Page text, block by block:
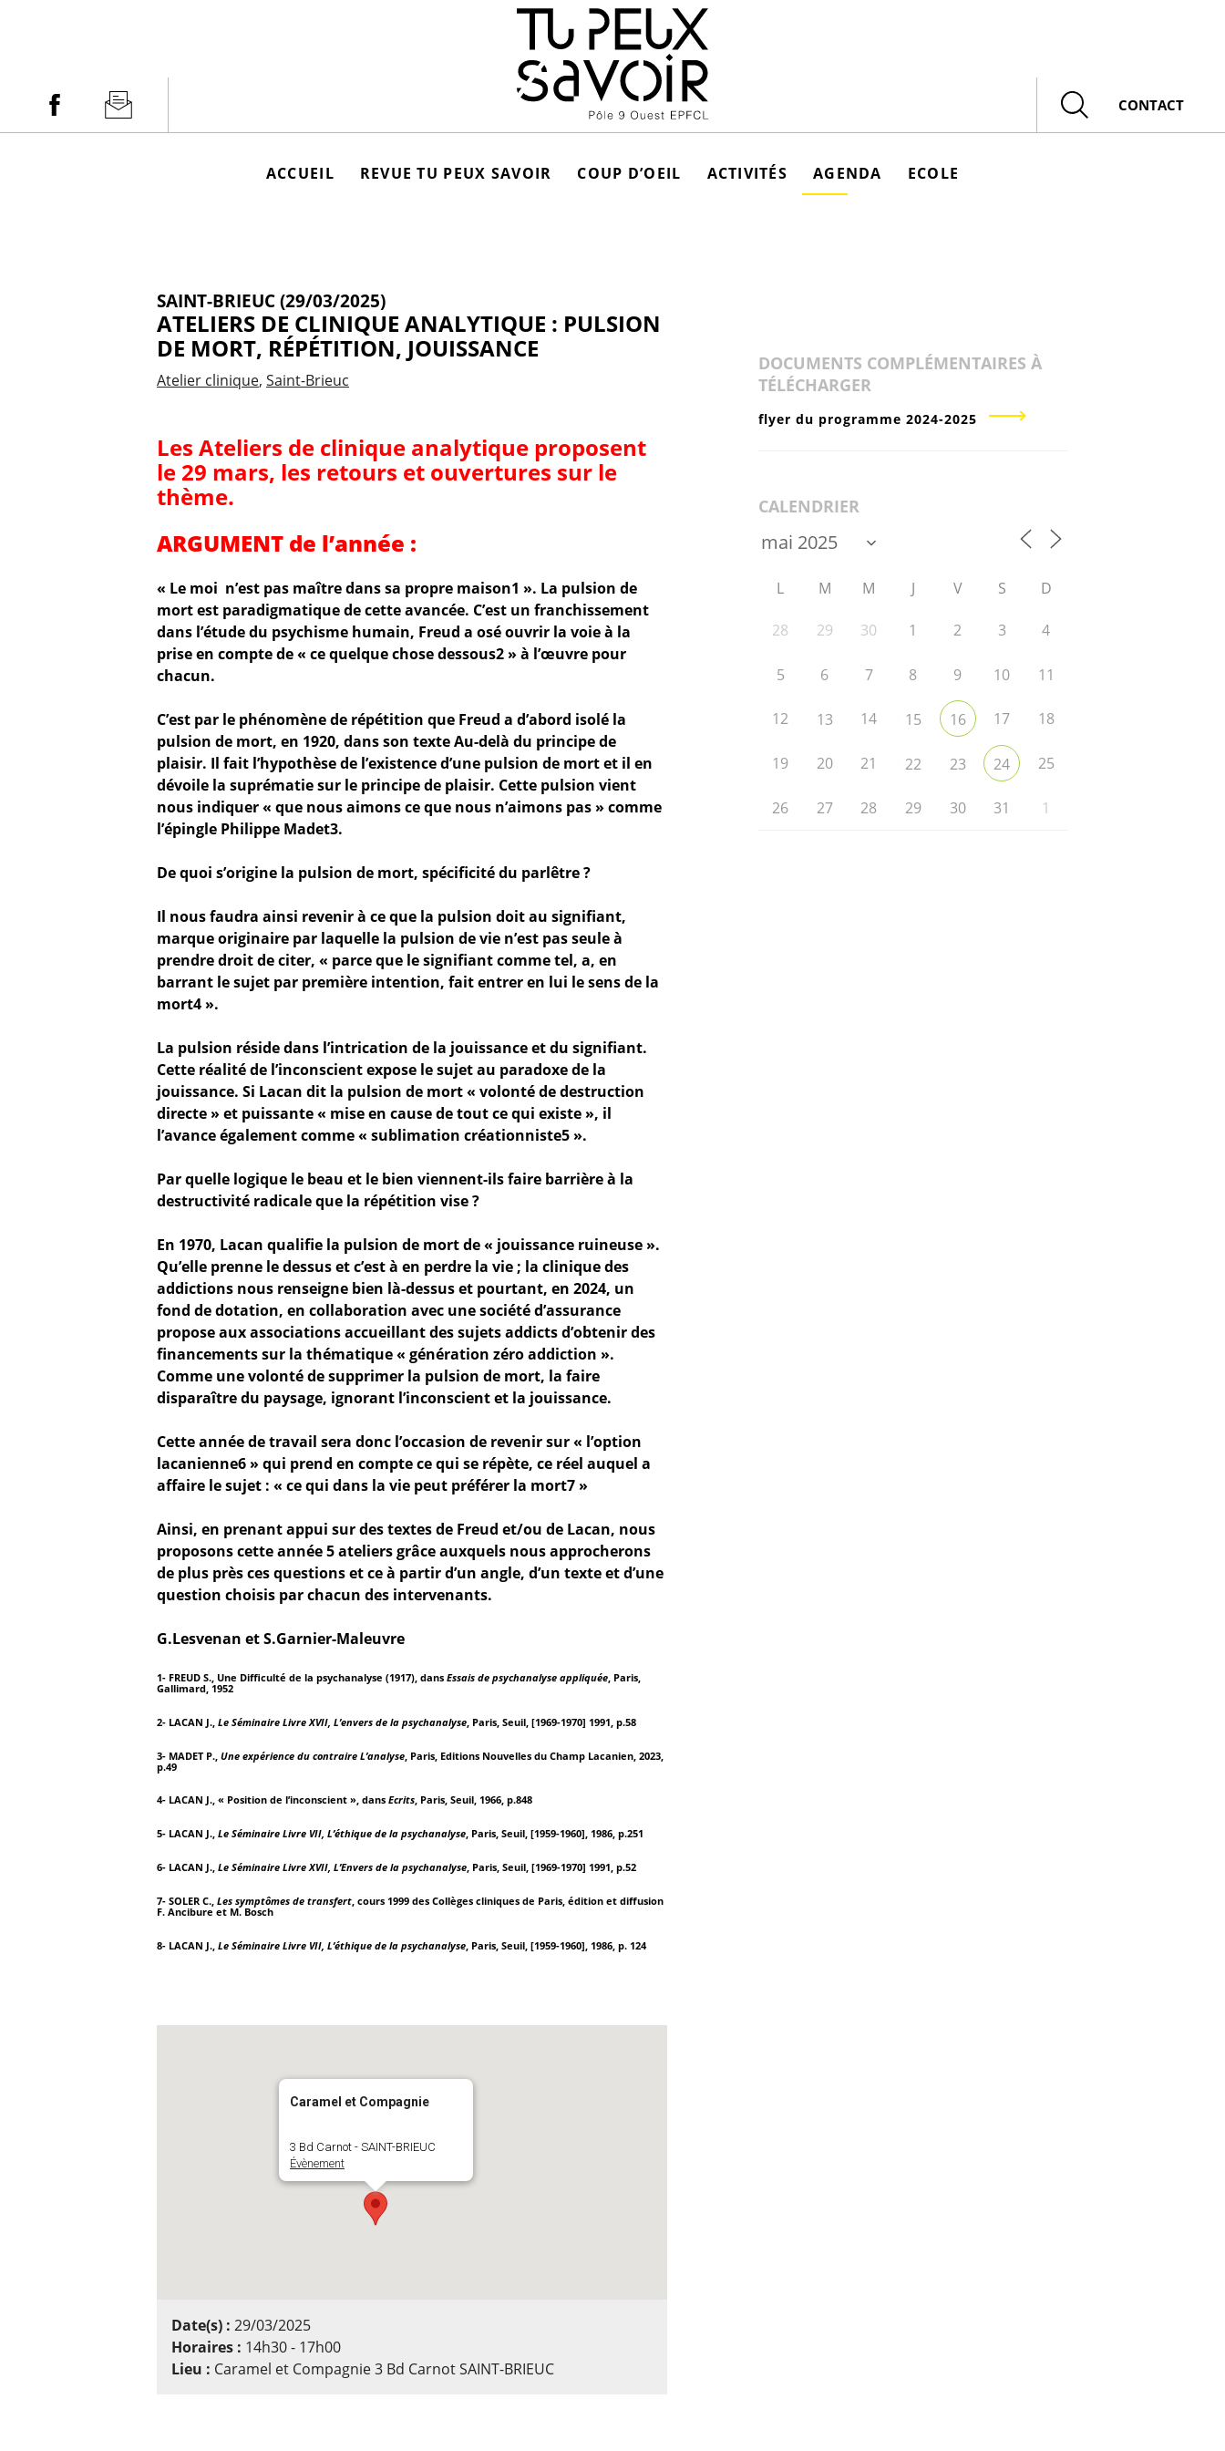
Facebook Newsletter
Rechercher
CONTACT
ACCUEIL REVUE TU PEUX SAVOIR COUP D’OEIL ACTIVITÉS AGENDA ECOLE
SAINT-BRIEUC (29/03/2025)
ATELIERS DE CLINIQUE ANALYTIQUE : PULSION
DE MORT, RÉPÉTITION, JOUISSANCE
Atelier clinique Saint-Brieuc
Les Ateliers de clinique analytique proposent
le 29 mars, les retours et ouvertures sur le
thème.
ARGUMENT de l’année :
« Le moi n’est pas maître dans sa propre maison1 ». La pulsion de
mort est paradigmatique de cette avancée. C’est un franchissement
dans l’étude du psychisme humain, Freud a osé ouvrir la voie à la
prise en compte de « ce quelque chose dessous2 » à l’œuvre pour
chacun.
C’est par le phénomène de répétition que Freud a d’abord isolé la
pulsion de mort, en 1920, dans son texte Au-delà du principe de
plaisir. Il fait l’hypothèse de l’existence d’une pulsion de mort et il en
dévoile la suprématie sur le principe de plaisir. Cette pulsion vient
nous indiquer « que nous aimons ce que nous n’aimons pas » comme
l’épingle Philippe Madet3.
De quoi s’origine la pulsion de mort, spécificité du parlêtre ?
Il nous faudra ainsi revenir à ce que la pulsion doit au signifiant,
marque originaire par laquelle la pulsion de vie n’est pas seule à
prendre droit de citer, « parce que le signifiant comme tel, a, en
barrant le sujet par première intention, fait entrer en lui le sens de la
mort4 ».
La pulsion réside dans l’intrication de la jouissance et du signifiant.
Cette réalité de l’inconscient expose le sujet au paradoxe de la
jouissance. Si Lacan dit la pulsion de mort « volonté de destruction
directe » et puissante « mise en cause de tout ce qui existe », il
l’avance également comme « sublimation créationniste5 ».
Par quelle logique le beau et le bien viennent-ils faire barrière à la
destructivité radicale que la répétition vise ?
En 1970, Lacan qualifie la pulsion de mort de « jouissance ruineuse ».
Qu’elle prenne le dessus et c’est à en perdre la vie ; la clinique des
addictions nous renseigne bien là-dessus et pourtant, en 2024, un
fond de dotation, en collaboration avec une société d’assurance
propose aux associations accueillant des sujets addicts d’obtenir des
financements sur la thématique « génération zéro addiction ».
Comme une volonté de supprimer la pulsion de mort, la faire
disparaître du paysage, ignorant l’inconscient et la jouissance.
Cette année de travail sera donc l’occasion de revenir sur « l’option
lacanienne6 » qui prend en compte ce qui se répète, ce réel auquel a
affaire le sujet : « ce qui dans la vie peut préférer la mort7 »
Ainsi, en prenant appui sur des textes de Freud et/ou de Lacan, nous
proposons cette année 5 ateliers grâce auxquels nous approcherons
de plus près ces questions et ce à partir d’un angle, d’un texte et d’une
question choisis par chacun des intervenants.
G.Lesvenan et S.Garnier-Maleuvre
1- FREUD S., Une Difficulté de la psychanalyse (1917), dans Essais de psychanalyse appliquée , Paris,
Gallimard, 1952
2- LACAN J., Le Séminaire Livre XVII, L’envers de la psychanalyse , Paris, Seuil, [1969-1970] 1991, p.58
3- MADET P., Une expérience du contraire L’analyse , Paris, Editions Nouvelles du Champ Lacanien, 2023,
p.49
4- LACAN J., « Position de l’inconscient », dans Ecrits, Paris, Seuil, 1966, p.848
5- LACAN J., Le Séminaire Livre VII, L’éthique de la psychanalyse, Paris, Seuil, [1959-1960], 1986, p.251
6- LACAN J., Le Séminaire Livre XVII, L’Envers de la psychanalyse, Paris, Seuil, [1969-1970] 1991, p.52
7- SOLER C., Les symptômes de transfert, cours 1999 des Collèges cliniques de Paris, édition et diffusion
F. Ancibure et M. Bosch
8- LACAN J., Le Séminaire Livre VII, L’éthique de la psychanalyse, Paris, Seuil, [1959-1960], 1986, p. 124
Caramel et Compagnie
3 Bd Carnot - SAINT-BRIEUC
Évènement
Date(s) : 29/03/2025
Horaires : 14h30 - 17h00
Lieu : Caramel et Compagnie 3 Bd Carnot SAINT-BRIEUC
DOCUMENTS COMPLÉMENTAIRES À
TÉLÉCHARGER
flyer du programme 2024-2025
CALENDRIER
L M M J V S D
28 29 30 1 2 3 4
5 6 7 8 9 10 11
12 13 14 15 16 17 18
19 20 21 22 23 24 25
26 27 28 29 30 31 1